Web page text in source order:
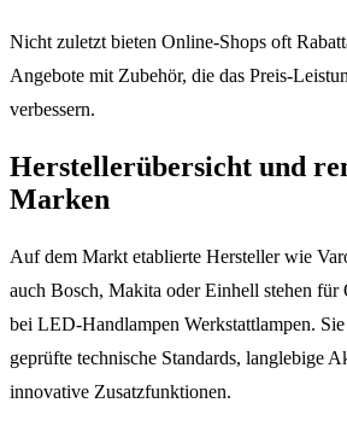
Nicht zuletzt bieten Online-Shops oft
Angebote mit Zubehör, die das Preis-
verbessern.
Herstellerübersicht und
Marken
Auf dem Markt etablierte Hersteller wie
auch Bosch, Makita oder Einhell stehen für
bei LED-Handlampen Werkstattlampen.
geprüfte technische Standards, langlebige
innovative Zusatzfunktionen.